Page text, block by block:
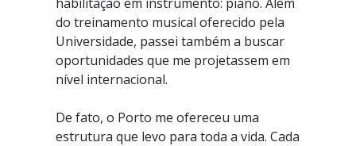
do treinamento musical oferecido pela
Universidade, passei também a buscar
oportunidades que me projetassem em
nível internacional.
De fato, o Porto me ofereceu uma
estrutura que levo para toda a vida. Cada